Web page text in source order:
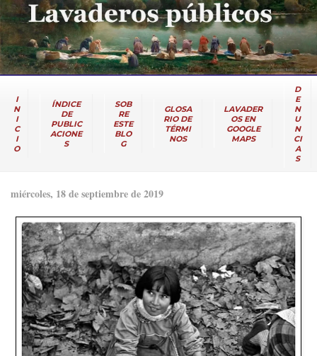
I
N
I
C
I
O
ÍNDICE
DE
PUBLIC
ACIONE
S
SOB
RE
ESTE
BLO
G
GLOSA
RIO DE
TÉRMI
NOS
LAVADER
OS EN
GOOGLE
MAPS
D
E
N
U
N
CI
A
S
miércoles, 18 de septiembre de 2019